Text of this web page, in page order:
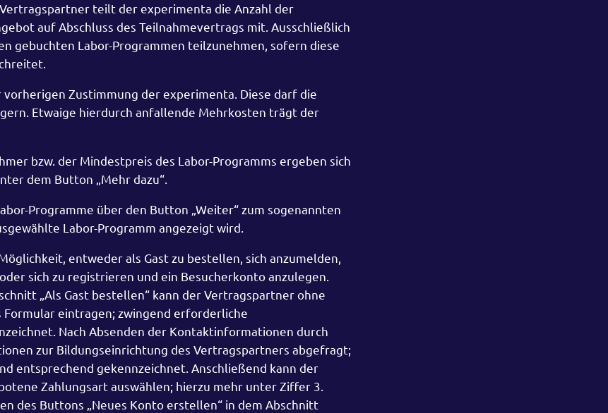
teilt der experimenta die Anzahl der
auf Abschluss des Teilnahmevertrags mit. Ausschließlich
gebuchten Labor-Programmen teilzunehmen, sofern diese
Zustimmung der experimenta. Diese darf die
Etwaige hierdurch anfallende Mehrkosten trägt der
bzw. der Mindestpreis des Labor-Programms ergeben sich
dem Button „Mehr dazu“.
Programme über den Button „Weiter“ zum sogenannten
Labor-Programm angezeigt wird.
entweder als Gast zu bestellen, sich anzumelden,
sich zu registrieren und ein Besucherkonto anzulegen.
„Als Gast bestellen“ kann der Vertragspartner ohne
eintragen; zwingend erforderliche
Nach Absenden der Kontaktinformationen durch
zur Bildungseinrichtung des Vertragspartners abgefragt;
entsprechend gekennzeichnet. Anschließend kann der
Zahlungsart auswählen; hierzu mehr unter Ziffer 3.
des Buttons „Neues Konto erstellen“ in dem Abschnitt